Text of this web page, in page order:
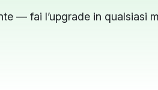
— fai l’upgrade in qualsiasi